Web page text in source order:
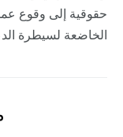
حقوقية إلى وقوع
الخاضعة لسيطرة